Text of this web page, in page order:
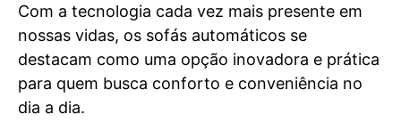
Com a tecnologia cada vez mais presente em
nossas vidas, os sofás automáticos se
destacam como uma opção inovadora e prática
para quem busca conforto e conveniência no
dia a dia.